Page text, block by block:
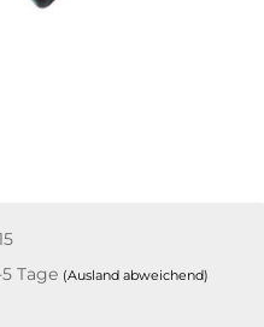
Tage (Ausland abweichend)